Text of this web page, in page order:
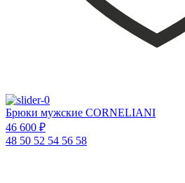
Брюки мужские CORNELIANI
46 600 ₽
48 50 52 54 56 58